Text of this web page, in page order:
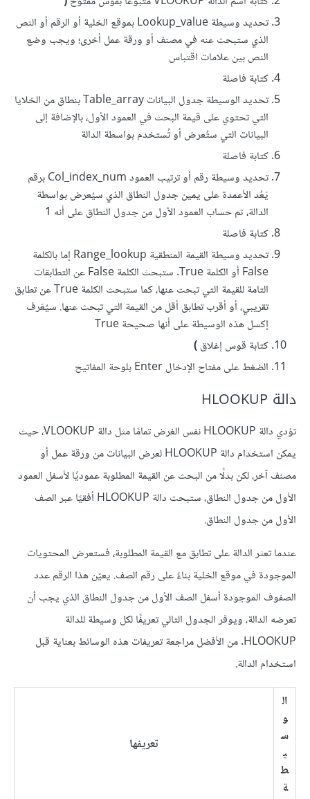
تحديد وسيطة Lookup_value بموقع الخلية أو الرقم أو النص
الذي ستبحث عنه في مصنف أو ورقة عمل أخرى؛ ويجب وضع
النص بين علامات اقتباس
كتابة فاصلة
تحديد الوسيطة جدول البيانات Table_array بنطاق من الخلايا
التي تحتوي على قيمة البحث في العمود الأول، بالإضافة إلى
البيانات التي ستُعرض أو تُستخدم بواسطة الدالة
كتابة فاصلة
تحديد وسيطة رقم أو ترتيب العمود Col_index_num برقم
يَعُد الأعمدة على يمين جدول النطاق الذي سيُعرض بواسطة
الدالة، ثم حساب العمود الأول من جدول النطاق على أنه 1
كتابة فاصلة
تحديد وسيطة القيمة المنطقية Range_lookup إما بالكلمة
False أو الكلمة True. ستبحث الكلمة False عن التطابقات
التامة للقيمة التي تبحث عنها، كما ستبحث الكلمة True عن تطابق
تقريبي، أو أقرب تطابق أقل من القيمة التي تبحث عنها. سيُعَرف
إكسل هذه الوسيطة على أنها صحيحة True
كتابة قوس إغلاق)
الضغط على مفتاح الإدخال Enter بلوحة المفاتيح
دالة HLOOKUP
تؤدي دالة HLOOKUP نفس الغرض تمامًا مثل دالة VLOOKUP، حيث
يمكن استخدام دالة HLOOKUP لعرض البيانات من ورقة عمل أو
مصنف آخر، لكن بدلًا من البحث عن القيمة المطلوبة عموديًا لأسفل العمود
الأول من جدول النطاق، ستبحث دالة HLOOKUP أفقيًا عبر الصف
الأول من جدول النطاق.
عندما تعثر الدالة على تطابق مع القيمة المطلوبة، فستعرض المحتويات
الموجودة في موقع الخلية بناءً على رقم الصف. يعيّن هذا الرقم عدد
الصفوف الموجودة أسفل الصف الأول من جدول النطاق الذي يجب أن
تعرضه الدالة، ويوفر الجدول التالي تعريفًا لكل وسيطة للدالة
HLOOKUP. من الأفضل مراجعة تعريفات هذه الوسائط بعناية قبل
استخدام الدالة.
ال
و
س
ي
ط
ة
تعريفها